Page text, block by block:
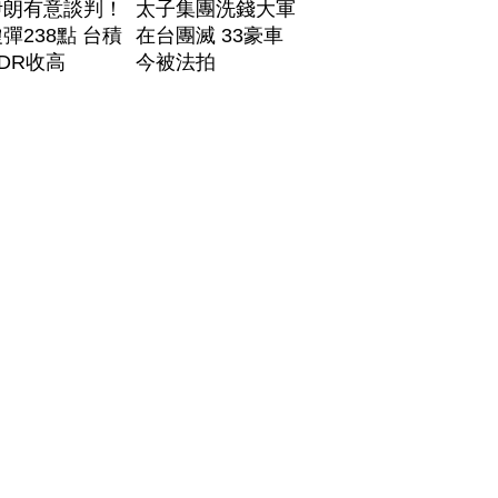
有意談判！
238點 台積
收高
太子集團洗錢大軍
在台團滅 33豪車
今被法拍